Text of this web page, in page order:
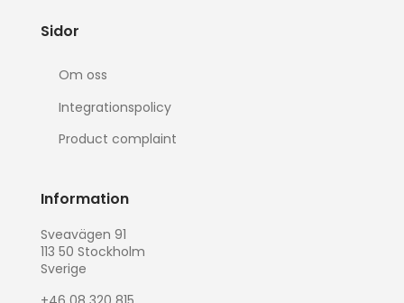
Sidor
Om oss
Integrationspolicy
Product complaint
Information
Sveavägen 91
113 50 Stockholm
Sverige